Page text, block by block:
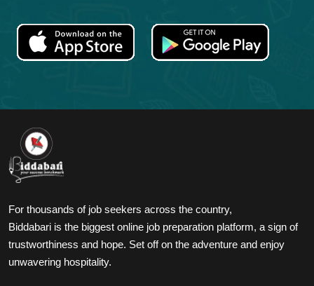
For thousands of job seekers across the country,
Biddabari is the biggest online job preparation platform, a sign of
trustworthiness and hope. Set off on the adventure and enjoy
unwavering hospitality.